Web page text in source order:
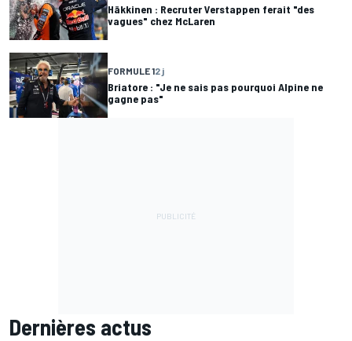
Häkkinen : Recruter Verstappen ferait "des
vagues" chez McLaren
FORMULE 12 j
Briatore : "Je ne sais pas pourquoi Alpine ne
gagne pas"
Dernières actus